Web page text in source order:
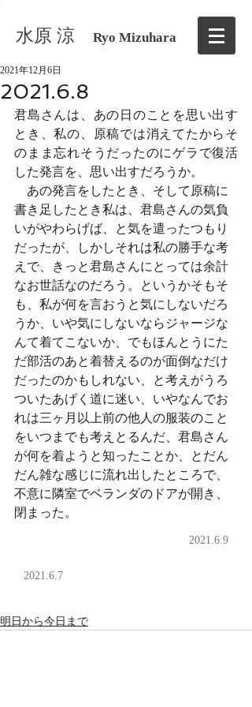
水原 涼 Ryo Mizuhara
2021.6.8
2021年12月6日
君島さんは、あの日のことを思い出す
とき、私の、原稿では消えてたからそ
のまま忘れそうだったのにゲラで復活
した発言を、思い出すだろうか。
あの発言をしたとき、そして原稿に
書き足したとき私は、君島さんの気負
いがやわらげば、と気を遣ったつもり
だったが、しかしそれは私の勝手な考
えで、きっと君島さんにとっては余計
なお世話なのだろう。というかそもそ
も、私が何を言おうと気にしないだろ
うか、いや気にしないならジャージな
んて着てこないか、でもほんとうにた
だ部活のあと着替えるのが面倒なだけ
だったのかもしれない、と考えがうろ
ついたあげく道に迷い、いやなんでお
れは三ヶ月以上前の他人の服装のこと
をいつまでも考えとるんだ、君島さん
が何を着ようと知ったことか、とだん
だん雑な感じに流れ出したところで、
不意に隣室でベランダのドアが開き、
閉まった。
2021.6.9
2021.6.7
明日から今日まで